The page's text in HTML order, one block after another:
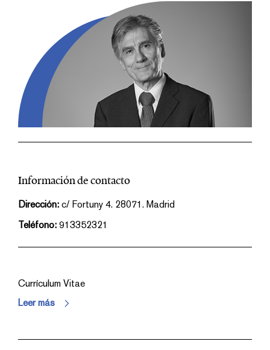
Información de contacto
Dirección: c/ Fortuny 4. 28071. Madrid
Teléfono: 913352321
Currículum Vitae
Leer más